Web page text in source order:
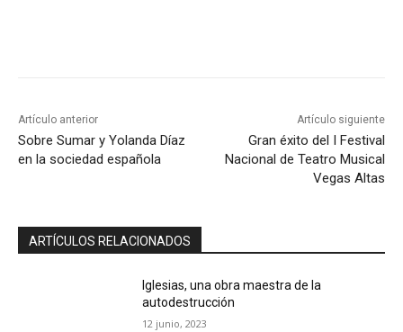
Artículo anterior
Sobre Sumar y Yolanda Díaz
en la sociedad española
Artículo siguiente
Gran éxito del I Festival
Nacional de Teatro Musical
Vegas Altas
ARTÍCULOS RELACIONADOS
Iglesias, una obra maestra de la
autodestrucción
12 junio, 2023